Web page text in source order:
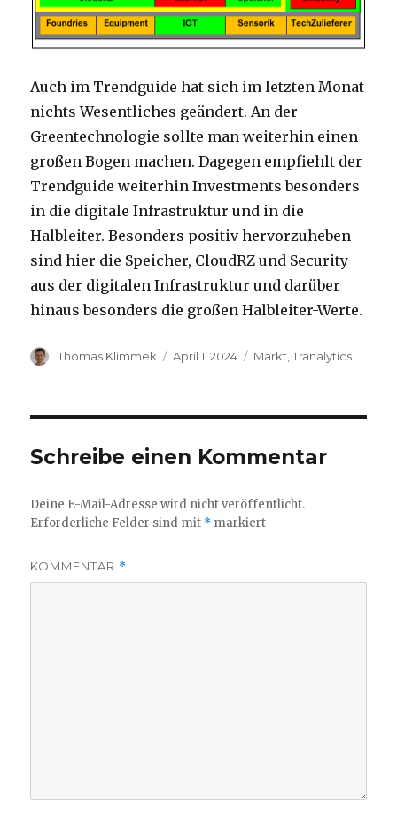
Auch im Trendguide hat sich im letzten Monat
nichts Wesentliches geändert. An der
Greentechnologie sollte man weiterhin einen
großen Bogen machen. Dagegen empfiehlt der
Trendguide weiterhin Investments besonders
in die digitale Infrastruktur und in die
Halbleiter. Besonders positiv hervorzuheben
sind hier die Speicher, CloudRZ und Security
aus der digitalen Infrastruktur und darüber
hinaus besonders die großen Halbleiter-Werte.
Autor
Thomas Klimmek
Veröffentlicht
April 1, 2024 Kategorien
Markt,Tranalytics
Schreibe einen Kommentar
Deine E-Mail-Adresse wird nicht veröffentlicht.
Erforderliche Felder sind mit * markiert
KOMMENTAR *